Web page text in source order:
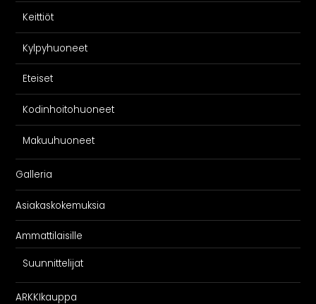
Keittiöt
Kylpyhuoneet
Eteiset
Kodinhoitohuoneet
Makuuhuoneet
Galleria
Asiakaskokemuksia
Ammattilaisille
Suunnittelijat
ARKKIkauppa